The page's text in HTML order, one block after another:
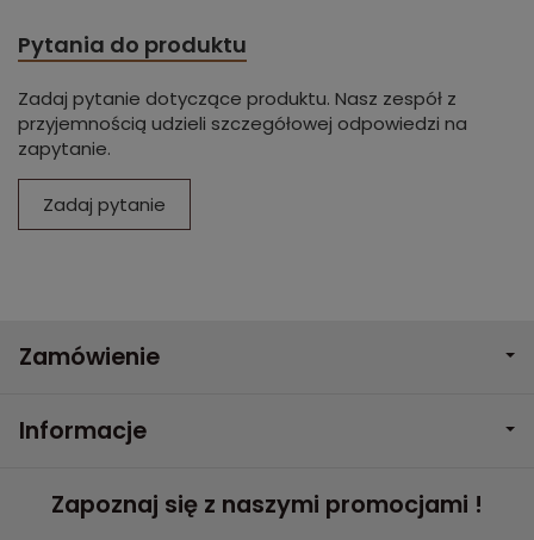
Pytania do produktu
Zadaj pytanie dotyczące produktu. Nasz zespół z
przyjemnością udzieli szczegółowej odpowiedzi na
zapytanie.
Zadaj pytanie
Zamówienie
Informacje
Zapoznaj się z naszymi promocjami !